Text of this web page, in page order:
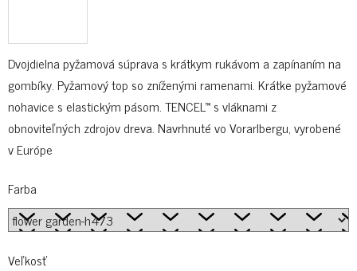
Dvojdielna pyžamová súprava s krátkym rukávom a zapínaním na
gombíky. Pyžamový top so zníženými ramenami. Krátke pyžamové
nohavice s elastickým pásom. TENCEL™ s vláknami z
obnoviteľných zdrojov dreva. Navrhnuté vo Vorarlbergu, vyrobené
v Európe
Farba
Veľkosť